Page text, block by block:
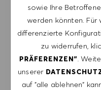
sowie Ihre
werden könnten. Für
differenzierte
zu widerrufen,
PRÄFERENZEN".
unserer
auf "alle ablehnen"
ALERTS VERWALTEN